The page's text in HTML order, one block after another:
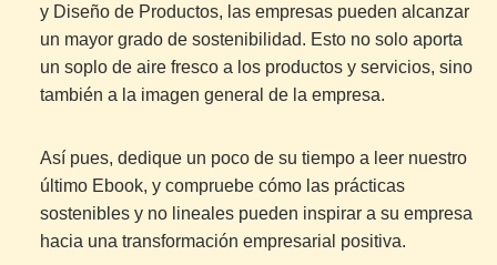
y Diseño de Productos, las empresas pueden alcanzar
un mayor grado de sostenibilidad. Esto no solo aporta
un soplo de aire fresco a los productos y servicios, sino
también a la imagen general de la empresa.
Así pues, dedique un poco de su tiempo a leer nuestro
último Ebook, y compruebe cómo las prácticas
sostenibles y no lineales pueden inspirar a su empresa
hacia una transformación empresarial positiva.